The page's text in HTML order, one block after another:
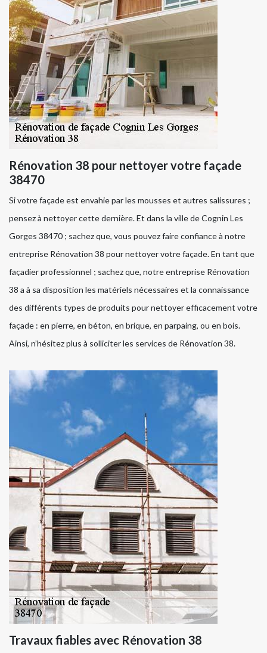
Rénovation 38 pour nettoyer votre façade
38470
Si votre façade est envahie par les mousses et autres salissures ;
pensez à nettoyer cette dernière. Et dans la ville de Cognin Les
Gorges 38470 ; sachez que, vous pouvez faire confiance à notre
entreprise Rénovation 38 pour nettoyer votre façade. En tant que
façadier professionnel ; sachez que, notre entreprise Rénovation
38 a à sa disposition les matériels nécessaires et la connaissance
des différents types de produits pour nettoyer efficacement votre
façade : en pierre, en béton, en brique, en parpaing, ou en bois.
Ainsi, n’hésitez plus à solliciter les services de Rénovation 38.
Travaux fiables avec Rénovation 38